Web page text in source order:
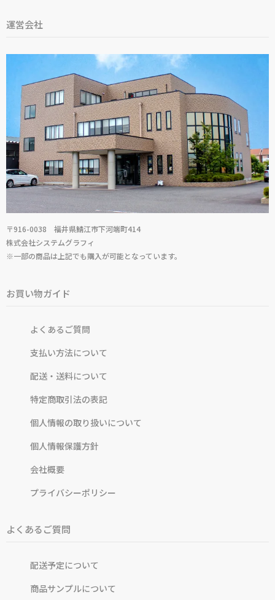
運営会社
〒916-0038 福井県鯖江市下河端町414
株式会社システムグラフィ
※一部の商品は上記でも購入が可能となっています。
お買い物ガイド
よくあるご質問
支払い方法について
配送・送料について
特定商取引法の表記
個人情報の取り扱いについて
個人情報保護方針
会社概要
プライバシーポリシー
よくあるご質問
配送予定について
商品サンプルについて